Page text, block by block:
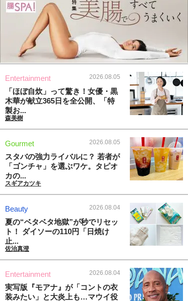
Entertainment 2026.08.05
「ほぼ自炊」って驚き！女優・黒
木華が献立365日を全公開、「特
製お...
森美樹
Gourmet 2026.08.05
スタバの強力ライバルに？ 若者が
「ゴンチャ」を選ぶワケ。タピオ
カの...
スギアカツキ
Beauty 2026.08.04
夏の“ベタベタ地獄”が秒でリセッ
ト！ ダイソーの110円「日焼け
止...
佐治真澄
Entertainment 2026.08.04
実写版『モアナ』が「コントの衣
装みたい」と大炎上も…マウイ役